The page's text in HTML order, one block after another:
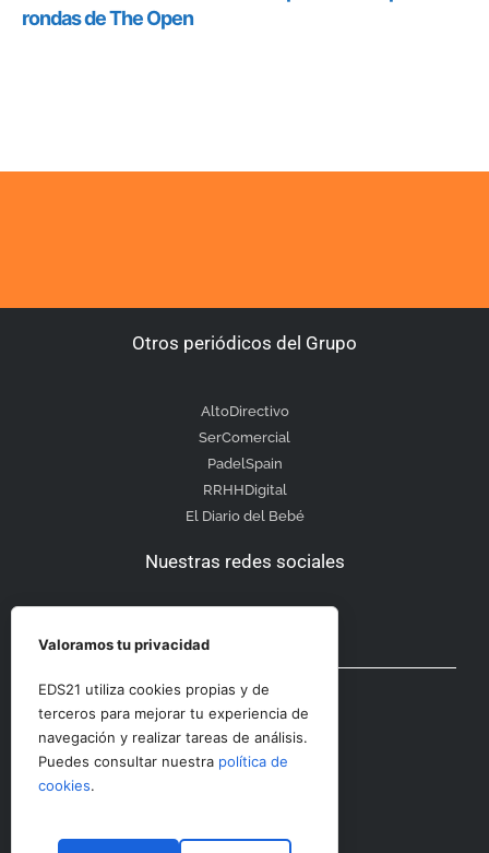
Otros periódicos del Grupo
AltoDirectivo
SerComercial
PadelSpain
RRHHDigital
El Diario del Bebé
Nuestras redes sociales
Otras secciones
Contacto
Valoramos tu privacidad
EDS21 utiliza cookies propias y de
terceros para mejorar tu experiencia de
navegación y realizar tareas de análisis.
Puedes consultar nuestra política de
cookies.